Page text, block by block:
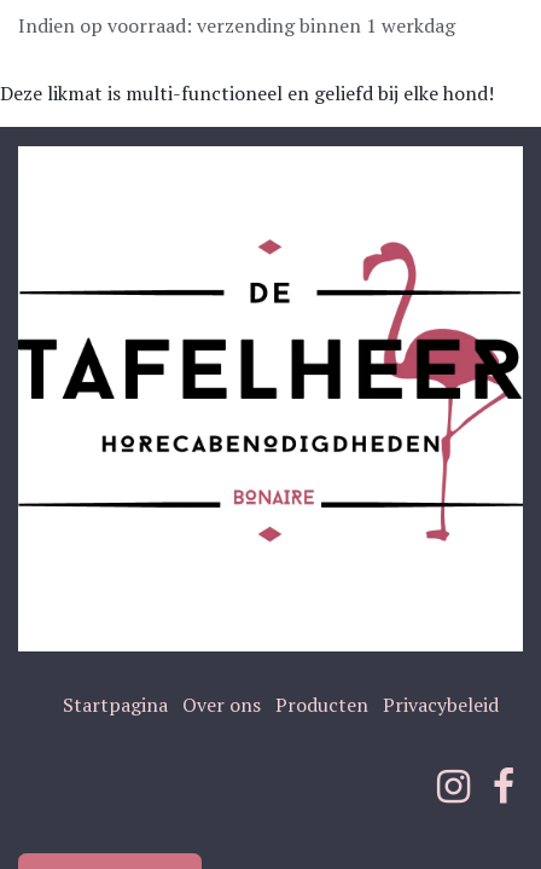
Indien op voorraad: verzending binnen 1 werkdag
Deze likmat is multi-functioneel en geliefd bij elke hond!
Startpagina Over ons Producten Privacybeleid